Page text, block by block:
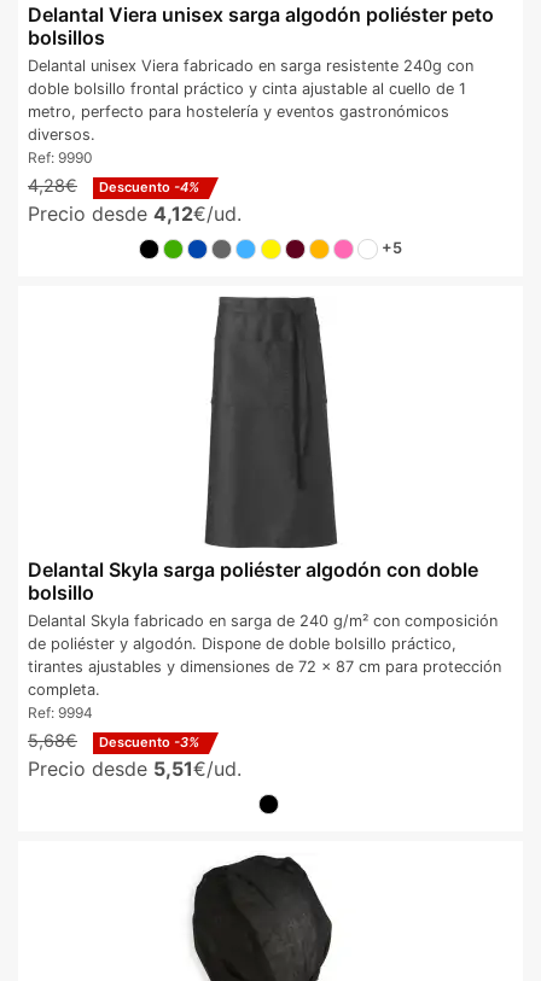
Delantal Viera unisex sarga algodón poliéster peto
bolsillos
Delantal unisex Viera fabricado en sarga resistente 240g con
doble bolsillo frontal práctico y cinta ajustable al cuello de 1
metro, perfecto para hostelería y eventos gastronómicos
diversos.
Ref: 9990
4,28€ Descuento -4%
Precio desde 4,12€/ud.
+5
Delantal Skyla sarga poliéster algodón con doble
bolsillo
Delantal Skyla fabricado en sarga de 240 g/m² con composición
de poliéster y algodón. Dispone de doble bolsillo práctico,
tirantes ajustables y dimensiones de 72 x 87 cm para protección
completa.
Ref: 9994
5,68€ Descuento -3%
Precio desde 5,51€/ud.